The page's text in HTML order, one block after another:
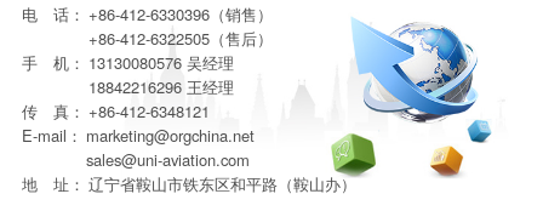
电 话： +86-412-6330396（销售）
+86-412-6322505（售后）
手 机： 13130080576 吴经理
18842216296 王经理
传 真： +86-412-6348121
E-mail： marketing@orgchina.net
sales@uni-aviation.com
地 址： 辽宁省鞍山市铁东区和平路（鞍山办）